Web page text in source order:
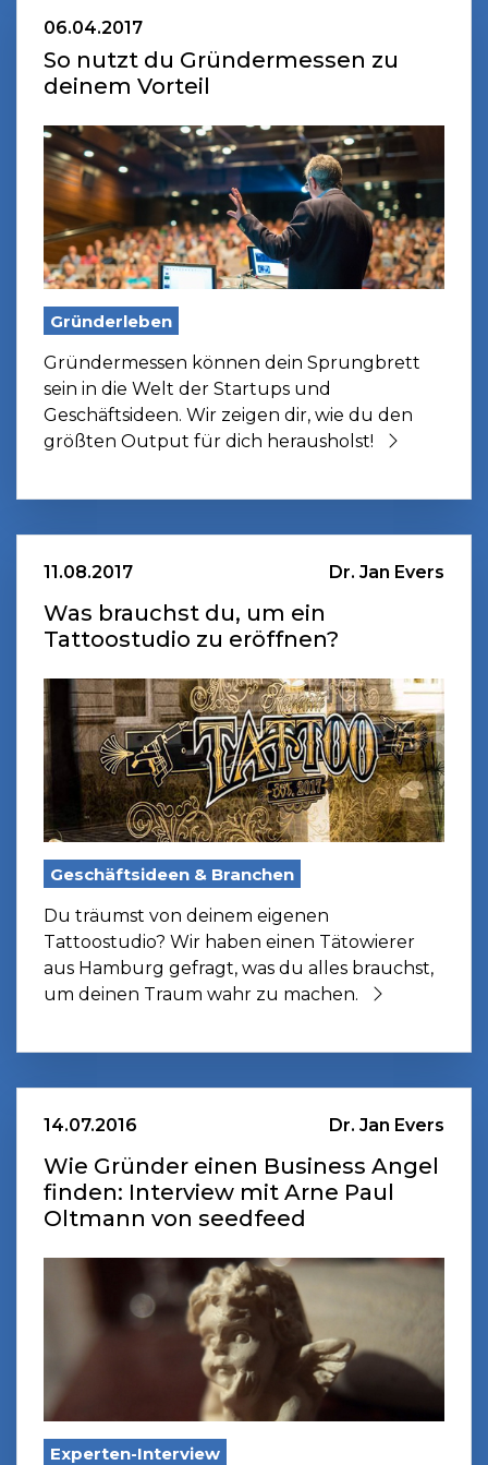
06.04.2017
So nutzt du Gründermessen zu
deinem Vorteil
Gründerleben
Gründermessen können dein Sprungbrett
sein in die Welt der Startups und
Geschäftsideen. Wir zeigen dir, wie du den
größten Output für dich herausholst!
11.08.2017 Dr. Jan Evers
Was brauchst du, um ein
Tattoostudio zu eröffnen?
Geschäftsideen & Branchen
Du träumst von deinem eigenen
Tattoostudio? Wir haben einen Tätowierer
aus Hamburg gefragt, was du alles brauchst,
um deinen Traum wahr zu machen.
14.07.2016 Dr. Jan Evers
Wie Gründer einen Business Angel
finden: Interview mit Arne Paul
Oltmann von seedfeed
Experten-Interview